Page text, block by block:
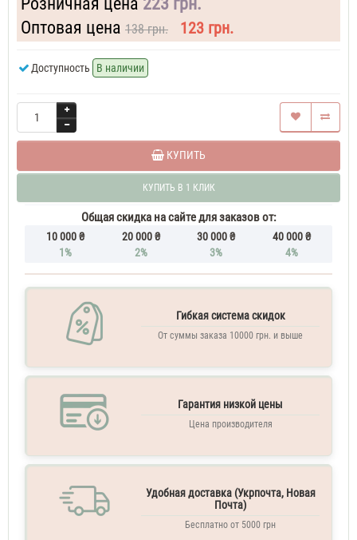
Moschino
Toy
Gum
ML
женские
Toy
Bubble
женскийMoschino
Bubble
Оптовая цена 138 грн. 123 грн.
Доступность В наличии
КУПИТЬ
КУПИТЬ В 1 КЛИК
Общая скидка на сайте для заказов от:
10 000 ₴
1%
20 000 ₴
2%
30 000 ₴
3%
40 000 ₴
4%
Гибкая система скидок
От суммы заказа 10000 грн. и выше
Гарантия низкой цены
Цена производителя
Удобная доставка (Укрпочта, Новая
Почта)
Бесплатно от 5000 грн